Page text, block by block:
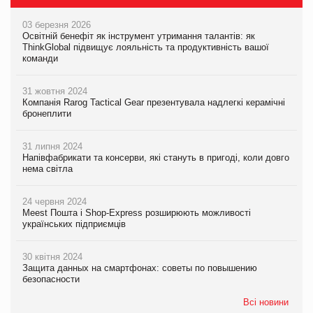
03 березня 2026
Освітній бенефіт як інструмент утримання талантів: як
ThinkGlobal підвищує лояльність та продуктивність вашої
команди
31 жовтня 2024
Компанія Rarog Tactical Gear презентувала надлегкі керамічні
бронеплити
31 липня 2024
Напівфабрикати та консерви, які стануть в пригоді, коли довго
нема світла
24 червня 2024
Meest Пошта і Shop-Express розширюють можливості
українських підприємців
30 квітня 2024
Защита данных на смартфонах: советы по повышению
безопасности
Всі новини